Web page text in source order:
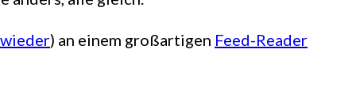
) an einem großartigen Feed-Reader